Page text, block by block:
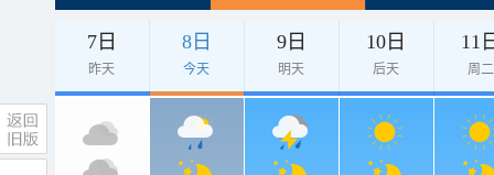
7日
昨天
8日
今天
9日
明天
10日
后天
11
周二